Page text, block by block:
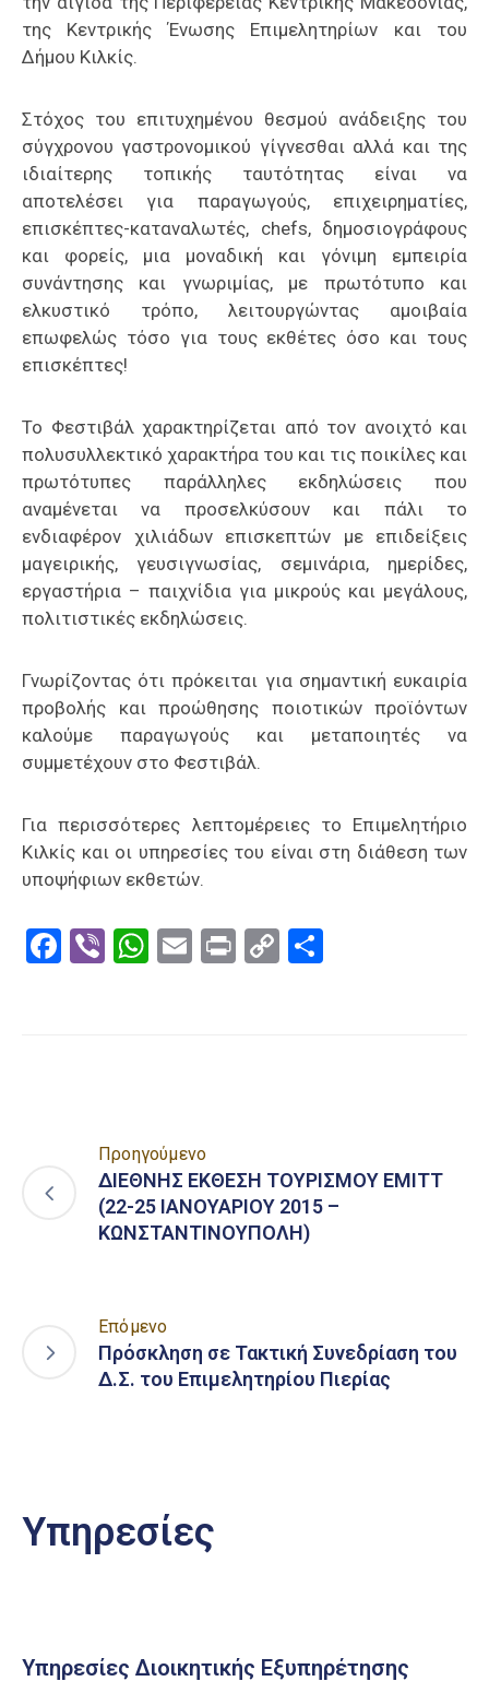
της Κεντρικής Ένωσης Επιμελητηρίων και του
Δήμου Κιλκίς.
Στόχος του επιτυχημένου θεσμού ανάδειξης του
σύγχρονου γαστρονομικού γίγνεσθαι αλλά και της
ιδιαίτερης τοπικής ταυτότητας είναι να
αποτελέσει για παραγωγούς, επιχειρηματίες,
επισκέπτες-καταναλωτές, chefs, δημοσιογράφους
και φορείς, μια μοναδική και γόνιμη εμπειρία
συνάντησης και γνωριμίας, με πρωτότυπο και
ελκυστικό τρόπο, λειτουργώντας αμοιβαία
επωφελώς τόσο για τους εκθέτες όσο και τους
επισκέπτες!
Το Φεστιβάλ χαρακτηρίζεται από τον ανοιχτό και
πολυσυλλεκτικό χαρακτήρα του και τις ποικίλες και
πρωτότυπες παράλληλες εκδηλώσεις που
αναμένεται να προσελκύσουν και πάλι το
ενδιαφέρον χιλιάδων επισκεπτών με επιδείξεις
μαγειρικής, γευσιγνωσίας, σεμινάρια, ημερίδες,
εργαστήρια – παιχνίδια για μικρούς και μεγάλους,
πολιτιστικές εκδηλώσεις.
Γνωρίζοντας ότι πρόκειται για σημαντική ευκαιρία
προβολής και προώθησης ποιοτικών προϊόντων
καλούμε παραγωγούς και μεταποιητές να
συμμετέχουν στο Φεστιβάλ.
Για περισσότερες λεπτομέρειες το Επιμελητήριο
Κιλκίς και οι υπηρεσίες του είναι στη διάθεση των
υποψήφιων εκθετών.
Facebook
ViberWhatsApp
EmailPrintCopy
Προηγούμενο
ΔΙΕΘΝΗΣ ΕΚΘΕΣΗ ΤΟΥΡΙΣΜΟΥ EMITT
(22-25 ΙΑΝΟΥΑΡΙΟΥ 2015 –
ΚΩΝΣΤΑΝΤΙΝΟΥΠΟΛΗ)
Επόμενο
Πρόσκληση σε Τακτική Συνεδρίαση του
Δ.Σ. του Επιμελητηρίου Πιερίας
Υπηρεσίες
Υπηρεσίες Διοικητικής Εξυπηρέτησης